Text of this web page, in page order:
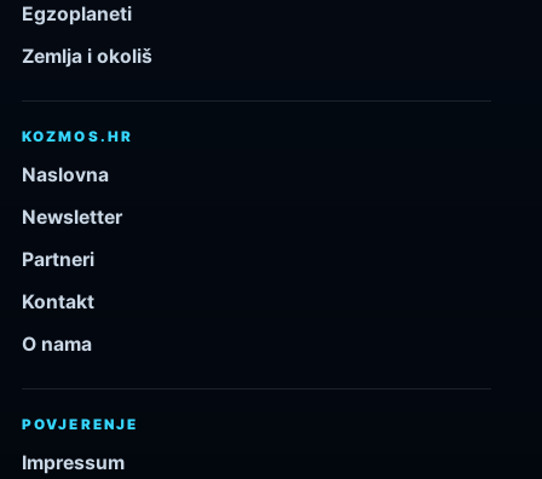
Egzoplaneti
Zemlja i okoliš
KOZMOS.HR
Naslovna
Newsletter
Partneri
Kontakt
O nama
POVJERENJE
Impressum